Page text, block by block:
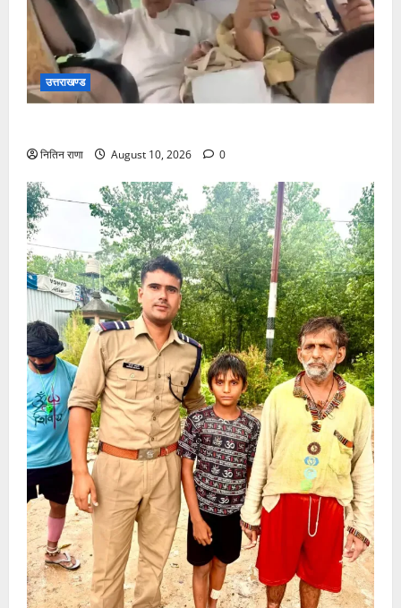
उत्तराखण्ड
नितिन राणा August 10, 2026 0